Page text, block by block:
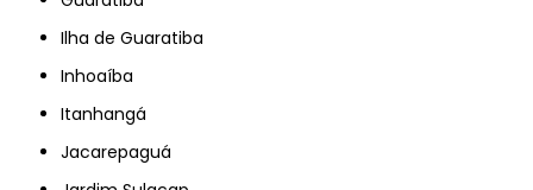
Ilha de Guaratiba
Inhoaíba
Itanhangá
Jacarepaguá